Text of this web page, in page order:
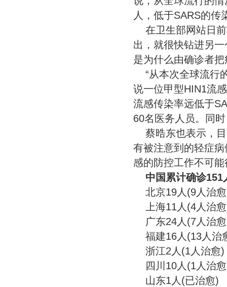
人，低于SARS的传
在卫生部网站日
出，就很快钻进另
是为什么由确诊者
“从本次全球流行
说一位甲型HIN1流
流感传染率远低于
60名医务人员。同
蔡晧东也表示，
有被注意到的轻症
感的防控工作不可
中国累计确诊151
北京19人(9人治
上海11人(4人治
广东24人(7人治
福建16人(13人治
浙江2人(1人治愈)
四川10人(1人治
山东1人(已治愈)